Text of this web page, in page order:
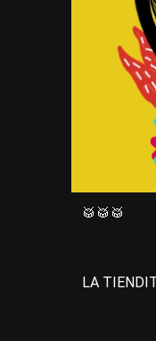
🥁🥁🥁
LA